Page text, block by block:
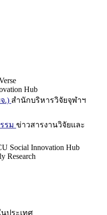
Hub
.) สำนักบริหารวิจัยจุฬาฯ
รม ข่าวสารงานวิจัยและ
Social Innovation Hub
Research
ประเทศ